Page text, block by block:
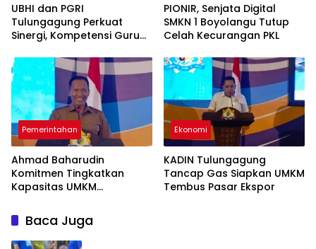
UBHI dan PGRI
Tulungagung Perkuat
Sinergi, Kompetensi Guru
PIONIR, Senjata Digital
SMKN 1 Boyolangu Tutup
Celah Kecurangan PKL
Pemerintahan
Ahmad Baharudin
Komitmen Tingkatkan
Kapasitas UMKM
Ekspor
Ekonomi
KADIN Tulungagung
Tancap Gas Siapkan UMKM
Tembus Pasar Ekspor
Baca Juga